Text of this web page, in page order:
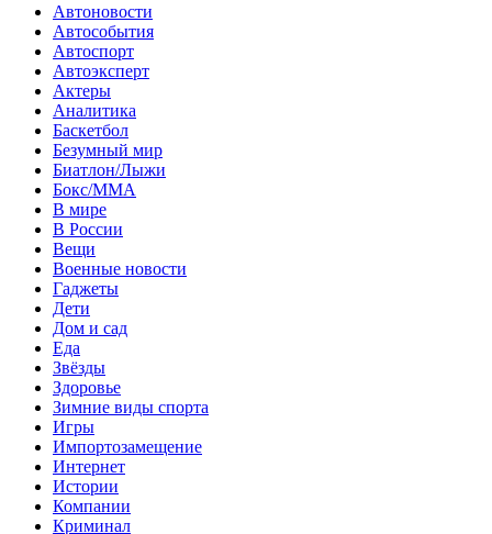
Автоновости
Автособытия
Автоспорт
Автоэксперт
Актеры
Аналитика
Баскетбол
Безумный мир
Биатлон/Лыжи
Бокс/MMA
В мире
В России
Вещи
Военные новости
Гаджеты
Дети
Дом и сад
Еда
Звёзды
Здоровье
Зимние виды спорта
Игры
Импортозамещение
Интернет
Истории
Компании
Криминал